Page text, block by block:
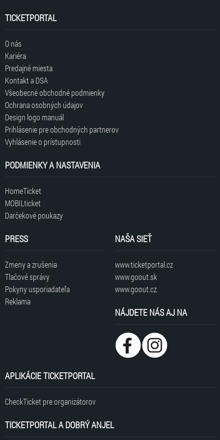
TICKETPORTAL
O nás
Kariéra
Predajné miesta
Kontakt a DSA
Všeobecné obchodné podmienky
Ochrana osobných údajov
Design logo manuál
Prihlásenie pre obchodných partnerov
Vyhlásenie o prístupnosti
PODMIENKY A NASTAVENIA
HomeTicket
MOBILticket
Darčekové poukazy
PRESS
Zmeny a zrušenia
Tlačové správy
Pokyny usporiadateľa
Reklama
NAŠA SIEŤ
www.ticketportal.cz
www.goout.sk
www.goout.cz
NÁJDETE NÁS AJ NA
APLIKÁCIE TICKETPORTAL
CheckTicket pre organizátorov
TICKETPORTAL A DOBRÝ ANJEL